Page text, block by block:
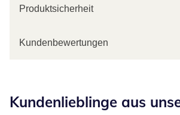
Produktsicherheit
Kundenbewertungen
Kundenlieblinge aus